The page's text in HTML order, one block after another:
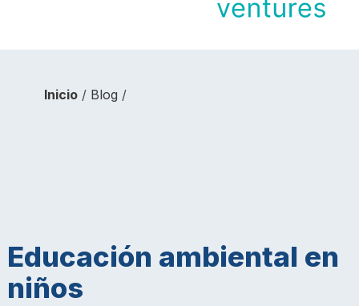
Inicio/ Blog /
Educación ambiental en
niños